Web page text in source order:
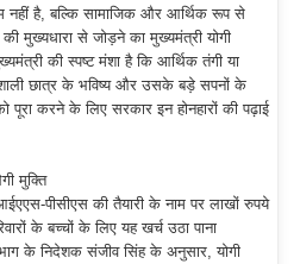
नहीं है, बल्कि सामाजिक और आर्थिक रूप से
की मुख्यधारा से जोड़ने का मुख्यमंत्री योगी
की स्पष्ट मंशा है कि आर्थिक तंगी या
छात्र के भविष्य और उसके बड़े सपनों के
करने के लिए सरकार इन होनहारों की पढ़ाई
मुक्ति
पीसीएस की तैयारी के नाम पर लाखों रुपये
के बच्चों के लिए यह खर्च उठा पाना
के निदेशक संजीव सिंह के अनुसार, योगी